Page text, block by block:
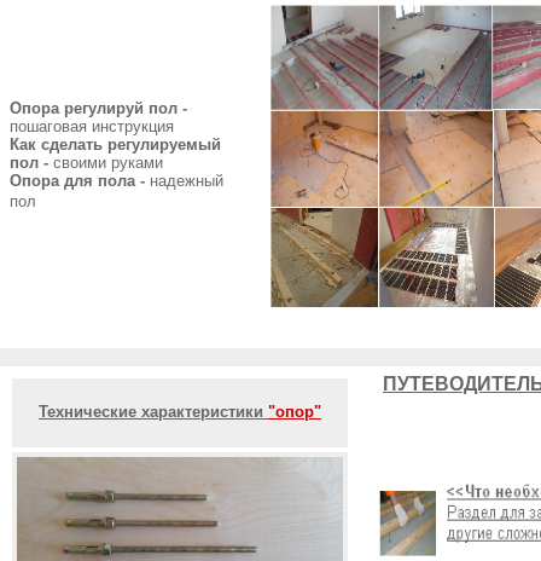
Опора регулируй пол -
пошаговая инструкция
Как сделать регулируемый
пол - своими руками
Опора для пола - надежный
пол
Технические характеристики "опор"